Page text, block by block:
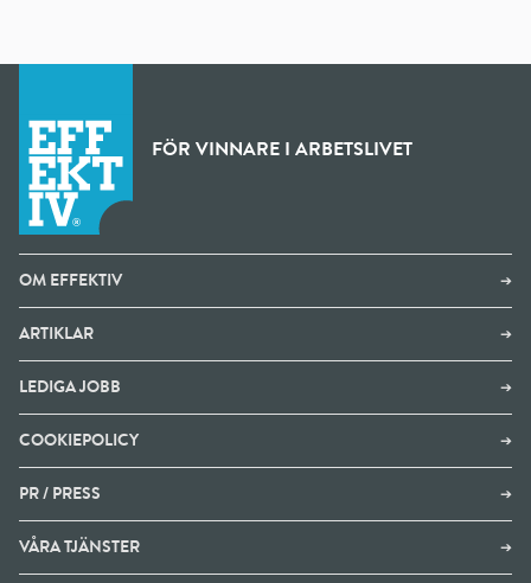
FÖR VINNARE I ARBETSLIVET
OM EFFEKTIV ➔
ARTIKLAR ➔
LEDIGA JOBB ➔
COOKIEPOLICY ➔
PR / PRESS ➔
VÅRA TJÄNSTER ➔